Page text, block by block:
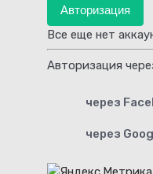
Авторизация
Все еще нет
Авторизация
через
через